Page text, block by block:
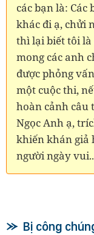
các bạn là:
khác đi ạ, chửi
thì lại biết tôi là
mong các anh
được phỏng
một cuộc thi,
hoàn cảnh câu
Ngọc Anh ạ,
khiến khán giả
người ngày
Bị công